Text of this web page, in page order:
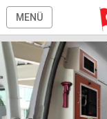
MENÜ